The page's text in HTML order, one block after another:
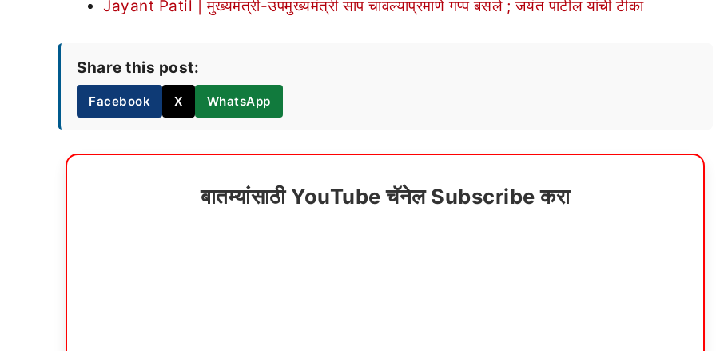
Jayant Patil | मुख्यमंत्री-उपमुख्यमंत्री साप चावल्याप्रमाणे गप्प बसले ; जयंत पाटील यांची टीका
Share this post:
Facebook X WhatsApp
बातम्यांसाठी YouTube चॅनेल Subscribe करा